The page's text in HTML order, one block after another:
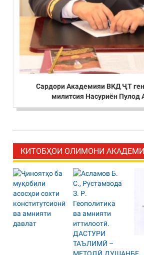
Сардори Академияи ВКД ҶТ
милитсия Насуриён Пулод
КИТОБҲОИ ОЛИМОНИ